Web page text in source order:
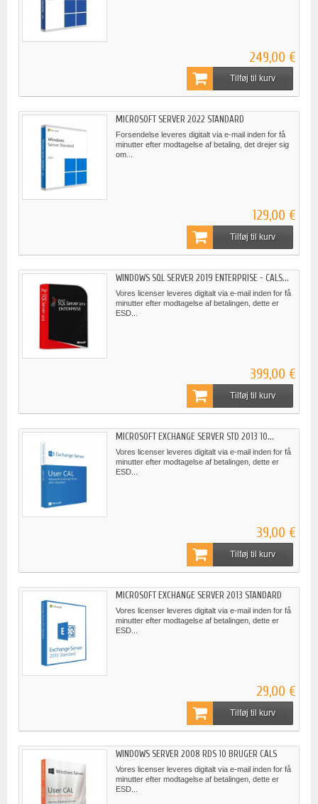
249,00 €
Tilføj til kurv
MICROSOFT SERVER 2022 STANDARD
Forsendelse leveres digitalt via e-mail inden for få
minutter efter modtagelse af betaling, det drejer sig
om...
129,00 €
Tilføj til kurv
WINDOWS SQL SERVER 2019 ENTERPRISE - CALS...
Vores licenser leveres digitalt via e-mail inden for få
minutter efter modtagelse af betalingen, dette er
ESD...
399,00 €
Tilføj til kurv
MICROSOFT EXCHANGE SERVER STD 2013 10...
Vores licenser leveres digitalt via e-mail inden for få
minutter efter modtagelse af betalingen, dette er
ESD...
39,00 €
Tilføj til kurv
MICROSOFT EXCHANGE SERVER 2013 STANDARD
Vores licenser leveres digitalt via e-mail inden for få
minutter efter modtagelse af betalingen, dette er
ESD...
29,00 €
Tilføj til kurv
WINDOWS SERVER 2008 RDS 10 BRUGER CALS
Vores licenser leveres digitalt via e-mail inden for få
minutter efter modtagelse af betalingen, dette er
ESD...